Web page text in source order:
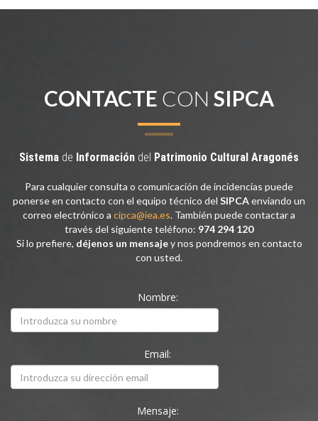
CONTACTE CON SIPCA
Sistema de Información del Patrimonio Cultural Aragonés
Para cualquier consulta o comunicación de incidencias puede
ponerse en contacto con el equipo técnico del SIPCAenviando un
correo electrónico a cipca@iea.es. También puede contactar a
través del siguiente teléfono: 974 294 120
Si lo prefiere, déjenos un mensajey nos pondremos en contacto
con usted.
Nombre:
Email:
Mensaje: